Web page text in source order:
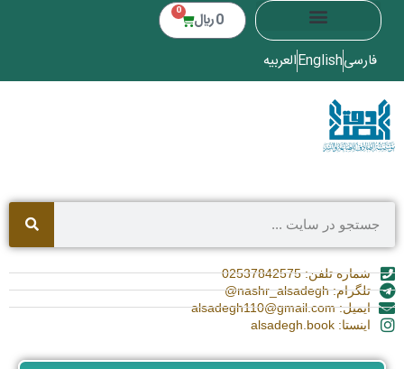
0 ﷼ 0
فارسیEnglishالعربیه
شماره تلفن: 02537842575
تلگرام: nashr_alsadegh@
ایمیل: alsadegh110@gmail.com
اینستا: alsadegh.book